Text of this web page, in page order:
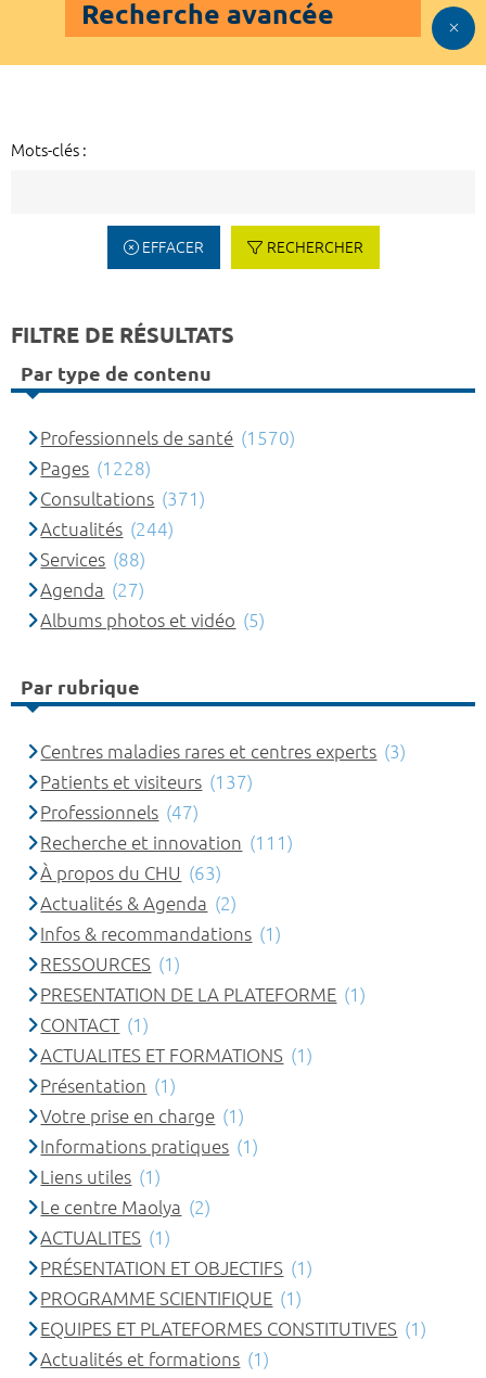
Recherche avancée
Mots-clés :
EFFACER RECHERCHER
FILTRE DE RÉSULTATS
Par type de contenu
Professionnels de santé (1570)
Pages (1228)
Consultations (371)
Actualités (244)
Services (88)
Agenda (27)
Albums photos et vidéo (5)
Par rubrique
Centres maladies rares et centres experts (3)
Patients et visiteurs (137)
Professionnels (47)
Recherche et innovation (111)
À propos du CHU (63)
Actualités & Agenda (2)
Infos & recommandations (1)
RESSOURCES (1)
PRESENTATION DE LA PLATEFORME (1)
CONTACT (1)
ACTUALITES ET FORMATIONS (1)
Présentation (1)
Votre prise en charge (1)
Informations pratiques (1)
Liens utiles (1)
Le centre Maolya (2)
ACTUALITES (1)
PRÉSENTATION ET OBJECTIFS (1)
PROGRAMME SCIENTIFIQUE (1)
EQUIPES ET PLATEFORMES CONSTITUTIVES (1)
Actualités et formations (1)